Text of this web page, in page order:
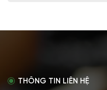
THÔNG TIN LIÊN HỆ